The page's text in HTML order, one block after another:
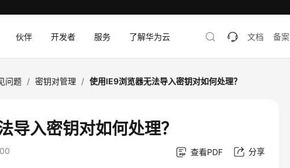
伙伴 开发者 服务 了解华为云 文档 备案
问题 / 密钥对管理 / 使用IE9浏览器无法导入密钥对如何处理？
导入密钥对如何处理？
查看PDF 分享